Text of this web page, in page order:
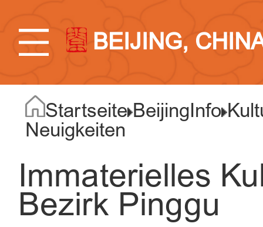
BEIJING,
Startseite BeijingInfo
Neuigkeiten
Immaterielles
Bezirk Pinggu